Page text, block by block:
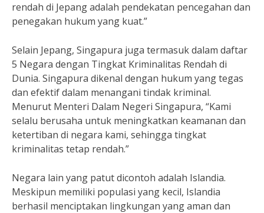
rendah di Jepang adalah pendekatan pencegahan dan
penegakan hukum yang kuat.”
Selain Jepang, Singapura juga termasuk dalam daftar
5 Negara dengan Tingkat Kriminalitas Rendah di
Dunia. Singapura dikenal dengan hukum yang tegas
dan efektif dalam menangani tindak kriminal.
Menurut Menteri Dalam Negeri Singapura, “Kami
selalu berusaha untuk meningkatkan keamanan dan
ketertiban di negara kami, sehingga tingkat
kriminalitas tetap rendah.”
Negara lain yang patut dicontoh adalah Islandia.
Meskipun memiliki populasi yang kecil, Islandia
berhasil menciptakan lingkungan yang aman dan